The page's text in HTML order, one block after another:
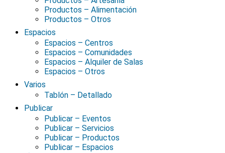
Productos – Alimentación
Productos – Otros
Espacios
Espacios – Centros
Espacios – Comunidades
Espacios – Alquiler de Salas
Espacios – Otros
Varios
Tablón – Detallado
Publicar
Publicar – Eventos
Publicar – Servicios
Publicar – Productos
Publicar – Espacios